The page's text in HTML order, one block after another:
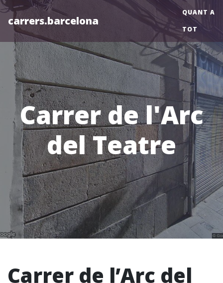
carrers.barcelona
QUANT A
TOT
Carrer de l'Arc
del Teatre
Carrer de l’Arc del